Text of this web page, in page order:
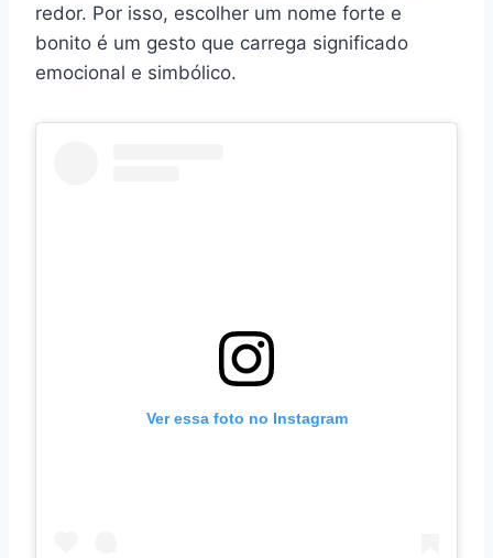
redor. Por isso, escolher um nome forte e
bonito é um gesto que carrega significado
emocional e simbólico.
Ver essa foto no Instagram